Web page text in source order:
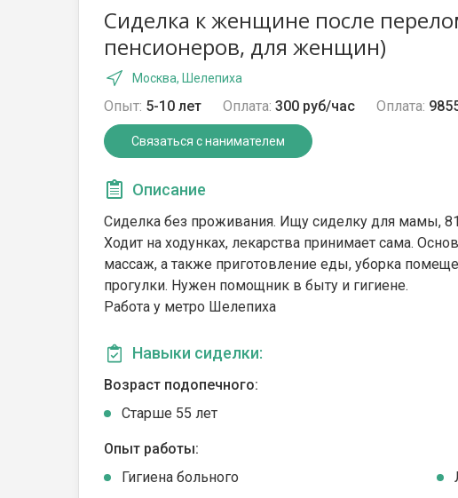
Сиделка к женщине после
пенсионеров, для женщин)
Москва, Шелепиха
Опыт: 5-10 лет Оплата: 300 руб/час Оплата:
Связаться с нанимателем
Описание
Сиделка без проживания. Ищу сиделку для мамы,
Ходит на ходунках, лекарства принимает сама.
массаж, а также приготовление еды, уборка
прогулки. Нужен помощник в быту и гигиене.
Работа у метро Шелепиха
Навыки сиделки:
Возраст подопечного:
Cтарше 55 лет
Опыт работы:
Гигиена больного